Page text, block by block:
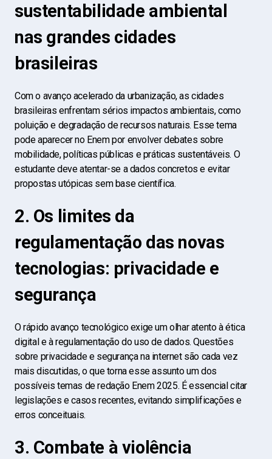
sustentabilidade ambiental
nas grandes cidades
brasileiras
Com o avanço acelerado da urbanização, as cidades
brasileiras enfrentam sérios impactos ambientais, como
poluição e degradação de recursos naturais. Esse tema
pode aparecer no Enem por envolver debates sobre
mobilidade, políticas públicas e práticas sustentáveis. O
estudante deve atentar-se a dados concretos e evitar
propostas utópicas sem base científica.
2. Os limites da
regulamentação das novas
tecnologias: privacidade e
segurança
O rápido avanço tecnológico exige um olhar atento à ética
digital e à regulamentação do uso de dados. Questões
sobre privacidade e segurança na internet são cada vez
mais discutidas, o que torna esse assunto um dos
possíveis temas de redação Enem 2025. É essencial citar
legislações e casos recentes, evitando simplificações e
erros conceituais.
3. Combate à violência